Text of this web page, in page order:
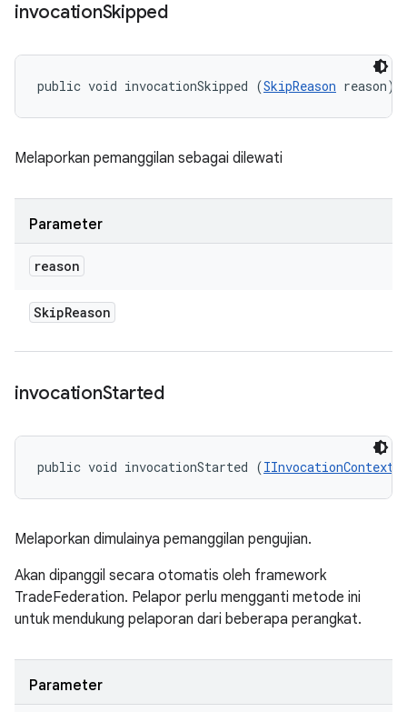
invocationSkipped
public void invocationSkipped (SkipReason reason)
Melaporkan pemanggilan sebagai dilewati
Parameter
reason
SkipReason
invocationStarted
public void invocationStarted (IInvocationContext
Melaporkan dimulainya pemanggilan pengujian.
Akan dipanggil secara otomatis oleh framework
TradeFederation. Pelapor perlu mengganti metode ini
untuk mendukung pelaporan dari beberapa perangkat.
Parameter